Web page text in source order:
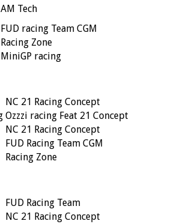
AM Tech
FUD racing Team CGM
Racing Zone
MiniGP racing
NC 21 Racing Concept
Ozzzi racing Feat 21 Concept
NC 21 Racing Concept
FUD Racing Team CGM
Racing Zone
FUD Racing Team
NC 21 Racing Concept